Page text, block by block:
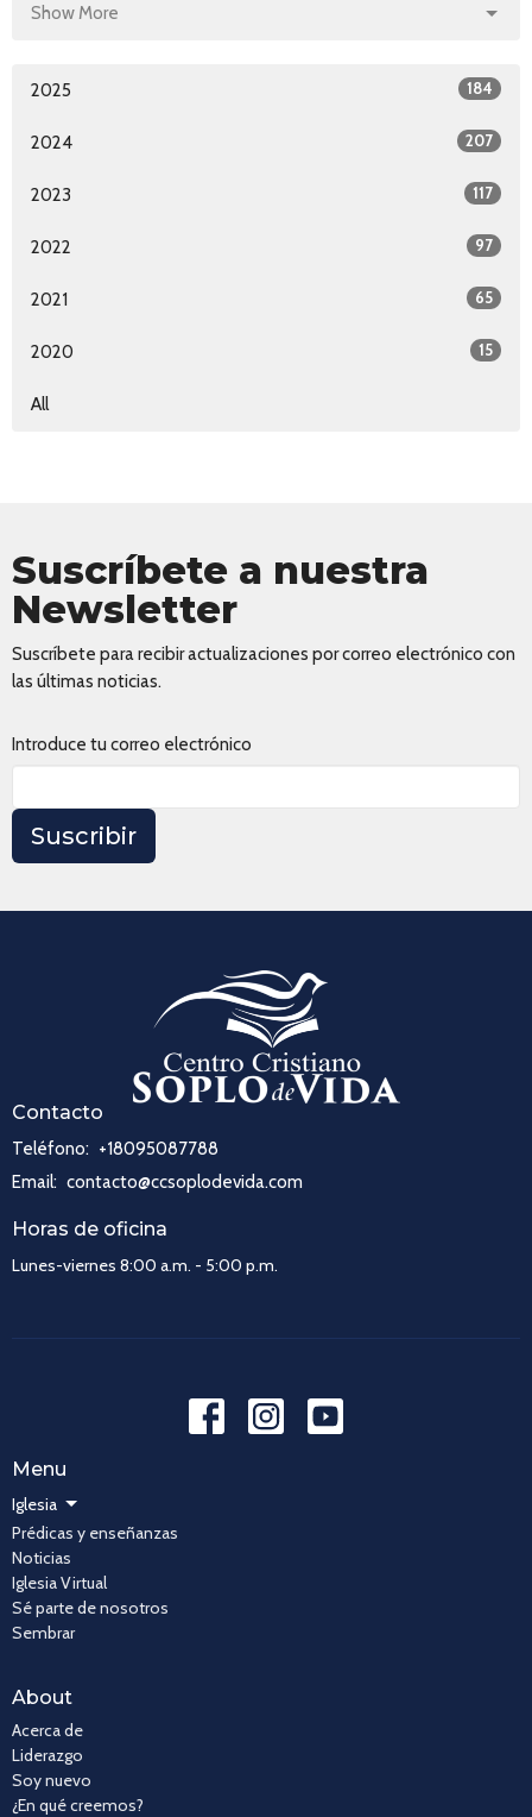
Show More
2025 184
2024 207
2023 117
2022 97
2021 65
2020 15
All
Suscríbete a nuestra
Newsletter
Suscríbete para recibir actualizaciones por correo electrónico con
las últimas noticias.
Introduce tu correo electrónico
Suscribir
Contacto
Teléfono: +18095087788
Email: contacto@ccsoplodevida.com
Horas de oficina
Lunes-viernes 8:00 a.m. - 5:00 p.m.
Menu
Iglesia
Prédicas y enseñanzas
Noticias
Iglesia Virtual
Sé parte de nosotros
Sembrar
About
Acerca de
Liderazgo
Soy nuevo
¿En qué creemos?